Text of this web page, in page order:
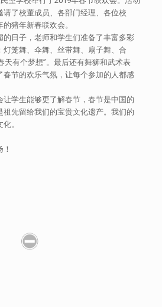
请了校董成员、各部门经理、各位校
猪年新春联欢会。
的日子，老师和学生们准备了丰富多彩
灯笼舞、伞舞、丝带舞、扇子舞、合
天有个梦想”。最后还有舞狮和武术表
春节的欢乐气氛，让每个参加的人都感
让学生能够更了解春节，春节是中国的
祖先留给我们的宝贵文化遗产。我们的
。